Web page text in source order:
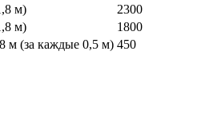
м)
2300
м)
1800
м (за каждые 0,5 м) 450